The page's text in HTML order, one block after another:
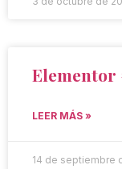
Elementor
LEER MÁS »
14 de septiembre